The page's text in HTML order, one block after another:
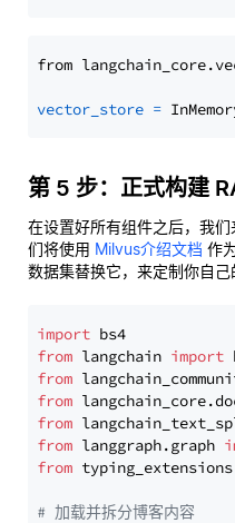
from
vector_store =
第 5 步：正式构建
在设置好所有组件之后，我
们将使用 Milvus介绍文档 作
数据集替换它，来定制你自己
import
from langchain import
from
from
from
from langgraph.graph
from typing_extensions
# 加载并拆分博客内容